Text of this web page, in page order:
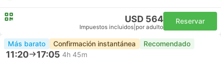
USD 564
Impuestos incluidos por adulto
Reservar
Más barato Confirmación instantánea Recomendado
11:20 17:05 4h 45m